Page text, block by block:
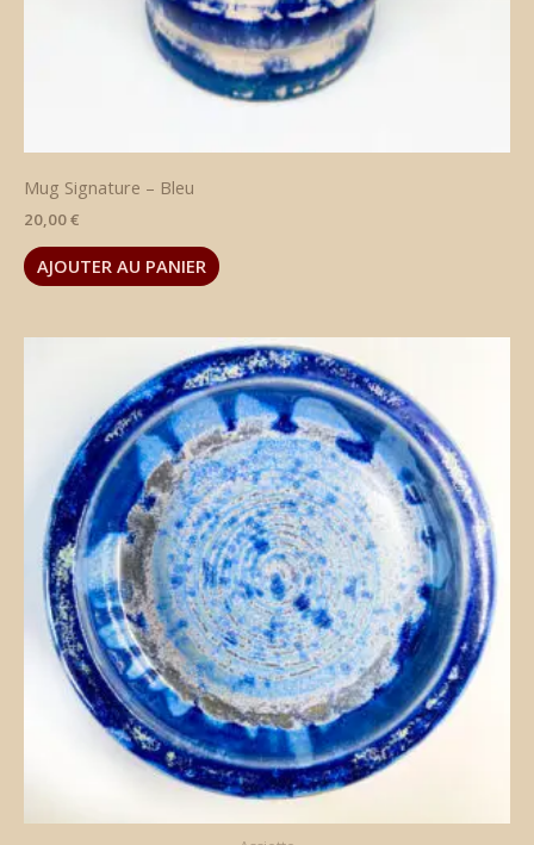
Mug Signature – Bleu
20,00€
AJOUTER AU PANIER